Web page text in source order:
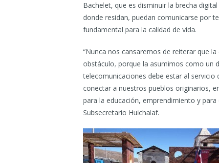
Bachelet, que es disminuir la brecha
donde residan, puedan comunicarse por
fundamental para la calidad de vida.
“Nunca nos cansaremos de reiterar que
obstáculo, porque la asumimos como un
telecomunicaciones debe estar al
conectar a nuestros pueblos originarios,
para la educación, emprendimiento y
Subsecretario Huichalaf.